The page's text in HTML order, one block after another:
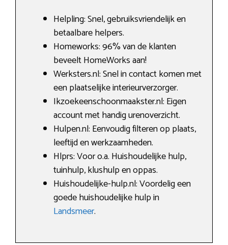
Helpling: Snel, gebruiksvriendelijk en
betaalbare helpers.
Homeworks: 96% van de klanten
beveelt HomeWorks aan!
Werksters.nl: Snel in contact komen met
een plaatselijke interieurverzorger.
Ikzoekeenschoonmaakster.nl: Eigen
account met handig urenoverzicht.
Hulpen.nl: Eenvoudig filteren op plaats,
leeftijd en werkzaamheden.
Hlprs: Voor o.a. Huishoudelijke hulp,
tuinhulp, klushulp en oppas.
Huishoudelijke-hulp.nl: Voordelig een
goede huishoudelijke hulp in
Landsmeer.